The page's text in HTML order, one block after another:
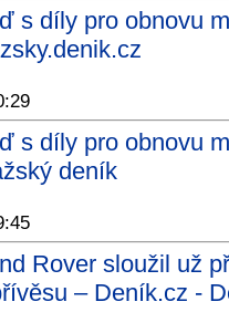
s díly pro obnovu
s díly pro obnovu
deník
Rover sloužil už
– Deník.cz -